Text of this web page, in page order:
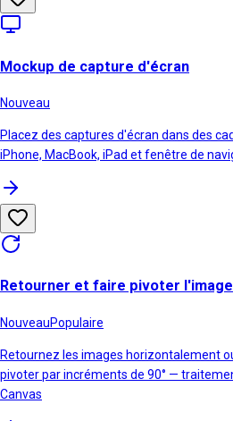
Mockup de capture d'écran
Nouveau
Placez des captures d'écran dans des
iPhone, MacBook, iPad et fenêtre de
Retourner et faire pivoter l'image
NouveauPopulaire
Retournez les images horizontalement
pivoter par incréments de 90° —
Canvas